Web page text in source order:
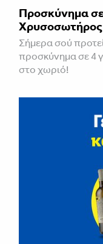
Προσκύνημα
Χρυσοσωτήρος
Σήμερα σού
προσκύνημα σε 4
στο χωριό!